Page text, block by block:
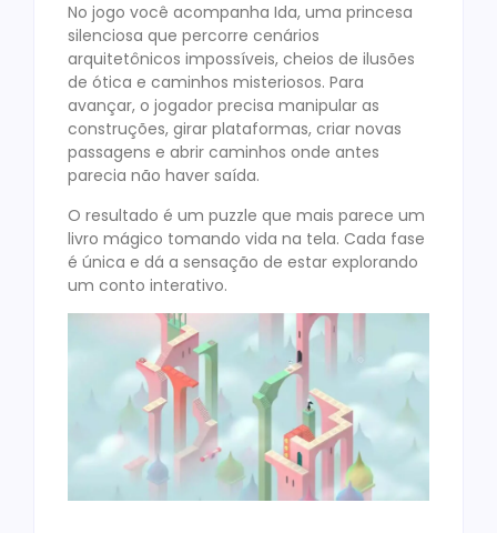
No jogo você acompanha Ida, uma princesa
silenciosa que percorre cenários
arquitetônicos impossíveis, cheios de ilusões
de ótica e caminhos misteriosos. Para
avançar, o jogador precisa manipular as
construções, girar plataformas, criar novas
passagens e abrir caminhos onde antes
parecia não haver saída.
O resultado é um puzzle que mais parece um
livro mágico tomando vida na tela. Cada fase
é única e dá a sensação de estar explorando
um conto interativo.